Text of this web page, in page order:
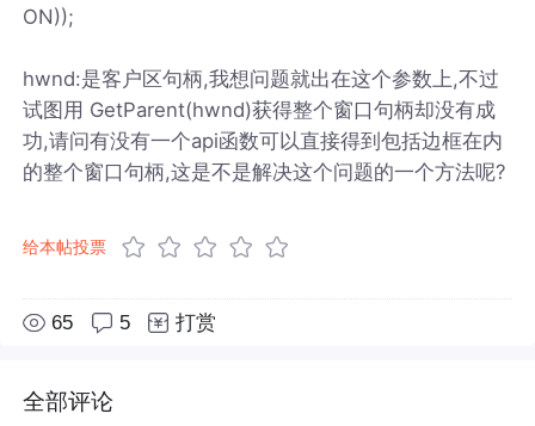
ON));
hwnd:是客户区句柄,我想问题就出在这个参数上,不过
试图用 GetParent(hwnd)获得整个窗口句柄却没有成
功,请问有没有一个api函数可以直接得到包括边框在内
的整个窗口句柄,这是不是解决这个问题的一个方法呢?
给本帖投票
65 5 打赏
全部评论